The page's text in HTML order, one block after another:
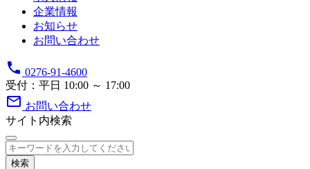
企業情報
お知らせ
お問い合わせ
phone 0276-91-4600
受付：平日 10:00 ～ 17:00
mail_outline お問い合わせ
サイト内検索
検索